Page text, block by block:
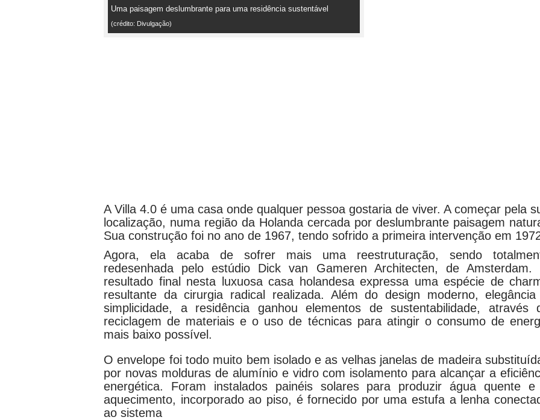
Uma paisagem deslumbrante para uma residência sustentável
(crédito: Divulgação)
A Villa 4.0 é uma casa onde qualquer pessoa gostaria de viver. A começar pela
localização, numa região da Holanda cercada por deslumbrante paisagem
Sua construção foi no ano de 1967, tendo sofrido a primeira intervenção em
Agora, ela acaba de sofrer mais uma reestruturação, sendo
redesenhada pelo estúdio Dick van Gameren Architecten, de Amsterdam.
resultado final nesta luxuosa casa holandesa expressa uma espécie de
resultante da cirurgia radical realizada. Além do design moderno,
simplicidade, a residência ganhou elementos de sustentabilidade, através
reciclagem de materiais e o uso de técnicas para atingir o consumo de
mais baixo possível.
O envelope foi todo muito bem isolado e as velhas janelas de madeira
por novas molduras de alumínio e vidro com isolamento para alcançar a
energética. Foram instalados painéis solares para produzir água quente
aquecimento, incorporado ao piso, é fornecido por uma estufa a lenha
ao sistema